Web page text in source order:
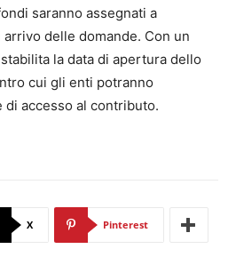
saranno assegnati a
delle domande. Con un
la data di apertura dello
cui gli enti potranno
di accesso al contributo.
X Pinterest